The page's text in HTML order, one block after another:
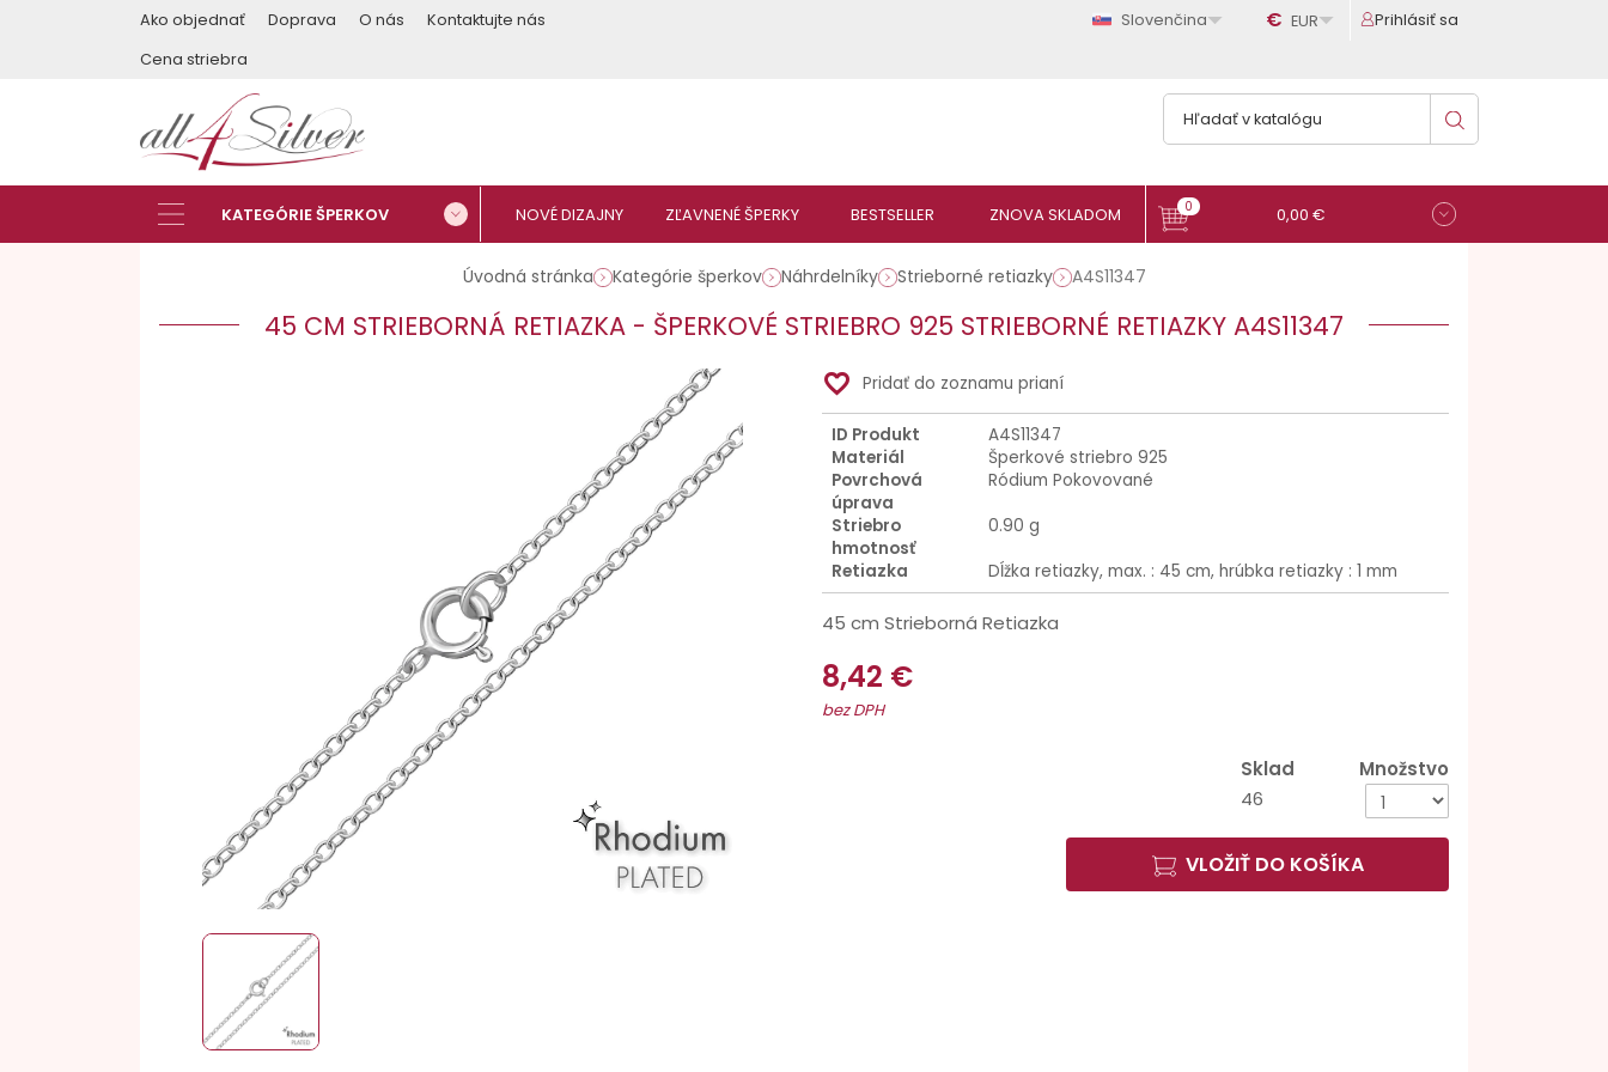
Ako objednať Doprava O nás
Kontaktujte nás
Cena striebra
Slovenčina € EUR Prihlásiť sa
0 0,00 €
Úvodná stránka Kategórie šperkov Náhrdelníky Strieborné retiazky A4S11347
45 CM STRIEBORNÁ RETIAZKA - ŠPERKOVÉ STRIEBRO 925 STRIEBORNÉ RETIAZKY A4S11347
favorite_border Pridať do zoznamu prianí
ID Produkt
A4S11347
Materiál
Šperkové striebro 925
Povrchová
úprava
Ródium Pokovované
Striebro
hmotnosť
0.90 g
Retiazka
Dĺžka retiazky, max. : 45 cm, hrúbka retiazky : 1 mm
45 cm Strieborná Retiazka
8,42 €
bez DPH
Sklad
46
Množstvo
VLOŽIŤ DO KOŠÍKA